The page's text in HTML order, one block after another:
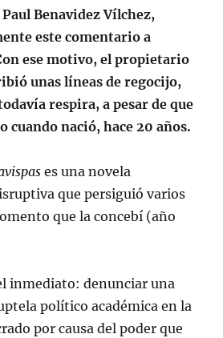
Benavidez Vílchez,
este comentario a
ese motivo, el propietario
unas líneas de regocijo,
respira, a pesar de que
cuando nació, hace 20 años.
es una novela
que persiguió varios
que la concebí (año
inmediato: denunciar una
político académica en la
por causa del poder que